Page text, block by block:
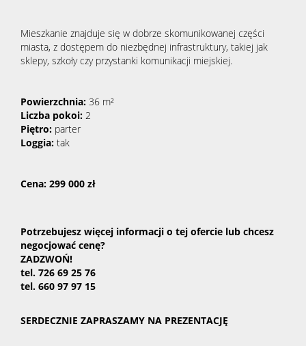
Mieszkanie znajduje się w dobrze skomunikowanej części
miasta, z dostępem do niezbędnej infrastruktury, takiej jak
sklepy, szkoły czy przystanki komunikacji miejskiej.
Powierzchnia: 36 m²
Liczba pokoi: 2
Piętro: parter
Loggia: tak
Cena: 299 000 zł
Potrzebujesz więcej informacji o tej ofercie lub chcesz
negocjować cenę?
ZADZWOŃ!
tel. 726 69 25 76
tel. 660 97 97 15
SERDECZNIE ZAPRASZAMY NA PREZENTACJĘ